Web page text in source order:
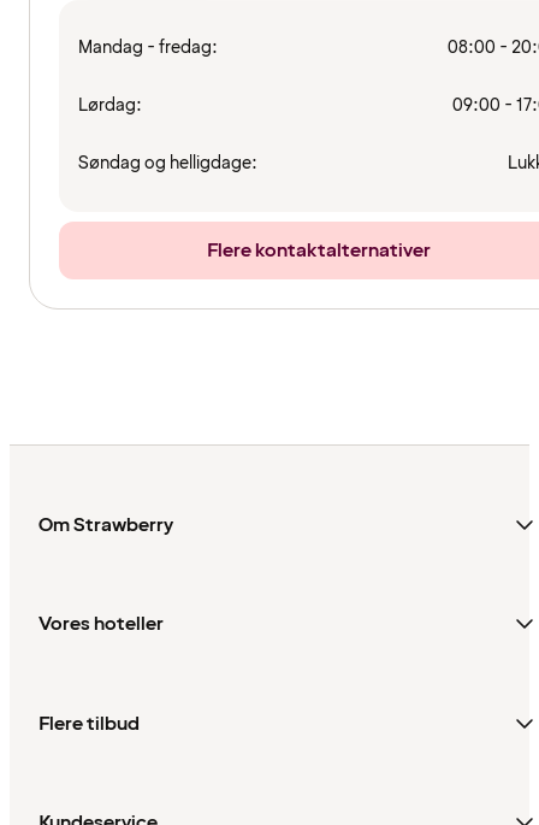
Mandag - fredag: 08:00 -
Lørdag: 09:00 -
Søndag og helligdage:
Flere kontaktalternativer
Om Strawberry
Vores hoteller
Flere tilbud